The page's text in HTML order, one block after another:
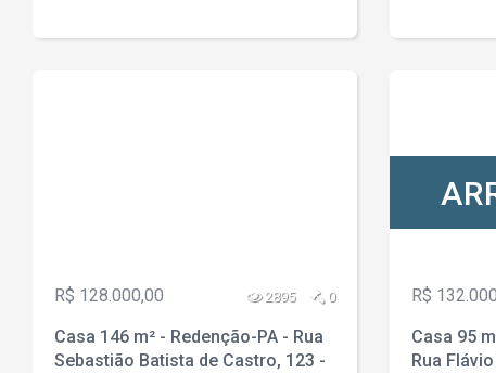
R$ 128.000,00 2895 0
Casa 146 m² - Redenção-PA - Rua
Sebastião Batista de Castro, 123 -
R$
Casa 95
Rua